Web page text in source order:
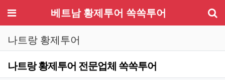
메뉴 베트남 황제투어 쏙쏙투어
나트랑 황제투어
나트랑 황제투어 전문업체 쏙쏙투어